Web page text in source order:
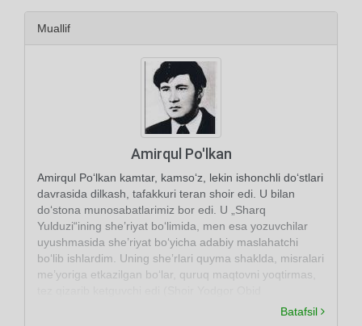
Muallif
Amirqul Po'lkan
Amirqul Po‘lkan kamtar, kamso‘z, lekin ishonchli do‘stlari
davrasida dilkash, tafakkuri teran shoir edi. U bilan
do‘stona munosabatlarimiz bor edi. U „Sharq
Yulduzi“ining she’riyat bo‘limida, men esa yozuvchilar
uyushmasida she’riyat bo‘yicha adabiy maslahatchi
bo‘lib ishlardim. Uning she’rlari quyma shaklda, misralari
me’yoriga etkazilgan bo‘lar, quruq maqtovni yoqtirmas,
Batafsil